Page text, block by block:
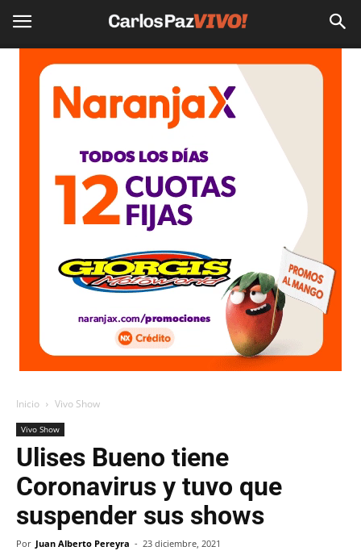
Inicio Vivo Show
Vivo Show
Ulises Bueno tiene
Coronavirus y tuvo que
suspender sus shows
Por Juan Alberto Pereyra - 23 diciembre, 2021